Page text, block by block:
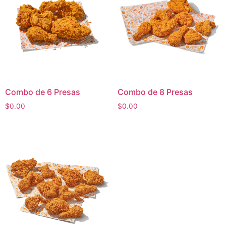
Combo de 6 Presas
$0.00
Combo de 8 Presas
$0.00